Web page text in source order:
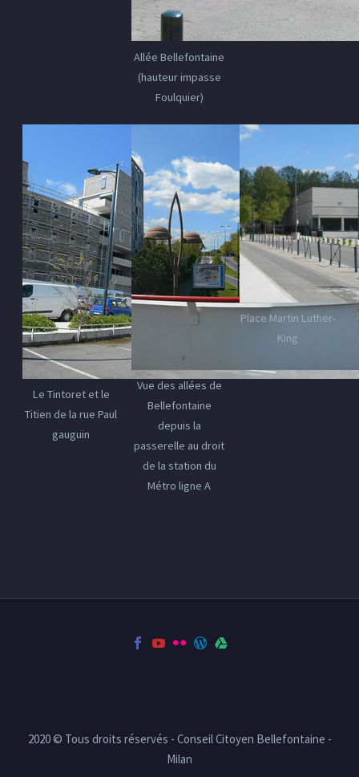
Allée Bellefontaine
(hauteur impasse
Foulquier)
Le Tintoret et le
Titien de la rue Paul
gauguin
Vue des allées de
Bellefontaine
depuis la
passerelle au droit
de la station du
Métro ligne A
Place Martin Luther-
King
2020 © Tous droits réservés - Conseil Citoyen Bellefontaine -
Milan